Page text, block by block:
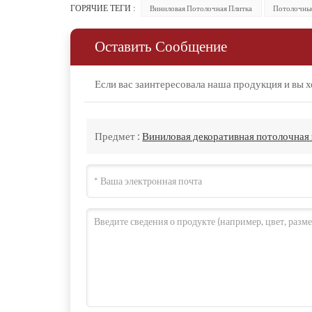
образующегося при горении, составляет t0
Благодаря богатым цветам, разнообразным стилям
беспыльным помещениям, таким как высокоточные
ГОРЯЧИЕ ТЕГИ : Виниловая Потолочная Плитка
Оставить Сообщение
Если вас заинтересовала наша продукция и вы
Предмет :Виниловая декоративная потолочная